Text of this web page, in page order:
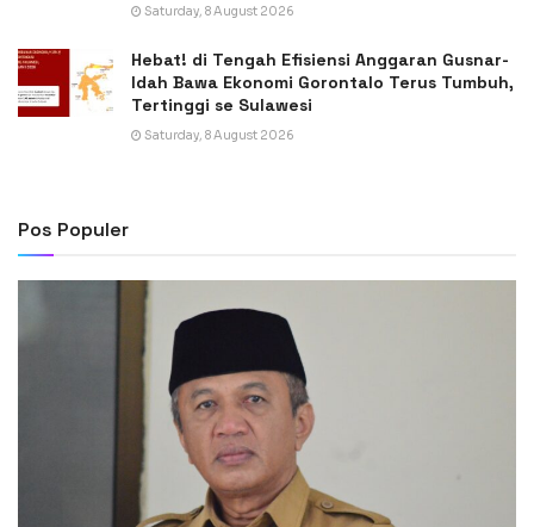
Saturday, 8 August 2026
Hebat! di Tengah Efisiensi Anggaran Gusnar-
Idah Bawa Ekonomi Gorontalo Terus Tumbuh,
Tertinggi se Sulawesi
Saturday, 8 August 2026
Pos Populer